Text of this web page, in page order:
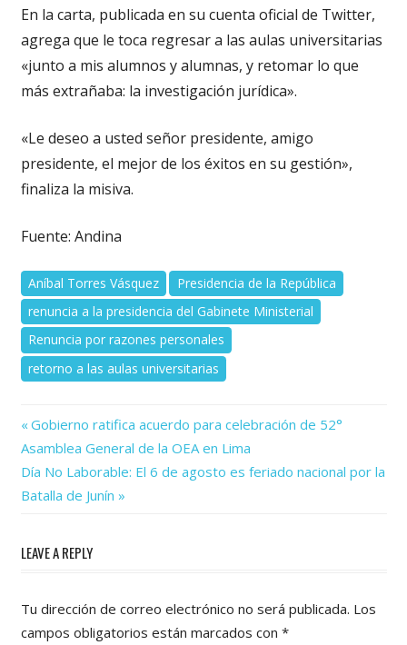
En la carta, publicada en su cuenta oficial de Twitter,
agrega que le toca regresar a las aulas universitarias
«junto a mis alumnos y alumnas, y retomar lo que
más extrañaba: la investigación jurídica».
«Le deseo a usted señor presidente, amigo
presidente, el mejor de los éxitos en su gestión»,
finaliza la misiva.
Fuente: Andina
Aníbal Torres Vásquez
Presidencia de la República
renuncia a la presidencia del Gabinete Ministerial
Renuncia por razones personales
retorno a las aulas universitarias
Navegación
de
entradas
Previous
Post:
Gobierno ratifica acuerdo para celebración de 52°
Asamblea General de la OEA en Lima
Next
Post:
Día No Laborable: El 6 de agosto es feriado nacional por la
Batalla de Junín
LEAVE A REPLY
Tu dirección de correo electrónico no será publicada. Los
campos obligatorios están marcados con *